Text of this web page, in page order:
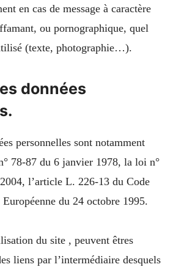
en cas de message à caractère
ou pornographique, quel
(texte, photographie…).
données
personnelles sont notamment
78-87 du 6 janvier 1978, la loi n°
l’article L. 226-13 du Code
du 24 octobre 1995.
du site , peuvent êtres
liens par l’intermédiaire desquels